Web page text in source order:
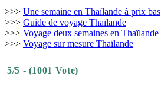
>>> Une semaine en Thaïlande à prix bas
>>> Guide de voyage Thaïlande
>>> Voyage deux semaines en Thaïlande
>>> Voyage sur mesure Thaïlande
5/5 - (1001 Vote)